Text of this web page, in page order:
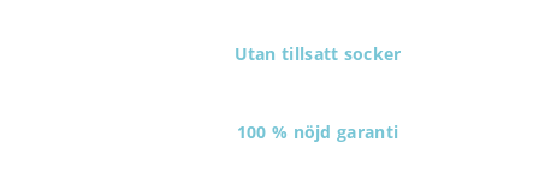
Utan tillsatt socker
100 % nöjd garanti